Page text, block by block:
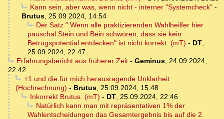
Kann sein, aber was, wenn nicht - interner "Systemcheck"-
Brutus, 25.09.2024, 14:54
Der Satz " Wenn alle praktizierenden Wahlheilfer hier
pauschal Stein und Bein schwören, dass sie kein
Betrugspotential entdecken" ist nicht korrekt. (mT) - DT,
25.09.2024, 22:47
Erfahrungsbericht aus früherer Zeit- Geminus, 24.09.2024,
22:42
+1 und die für mich herausragende Unklarheit
(Hochrechnung) - Brutus, 25.09.2024, 15:48
Inkorrekt Brutus. (mT) - DT, 25.09.2024, 22:46
Natürlich kann man mit repräsentativen 1% der
Wahlentscheidungen das Gesamtergebnis bis auf die 2.